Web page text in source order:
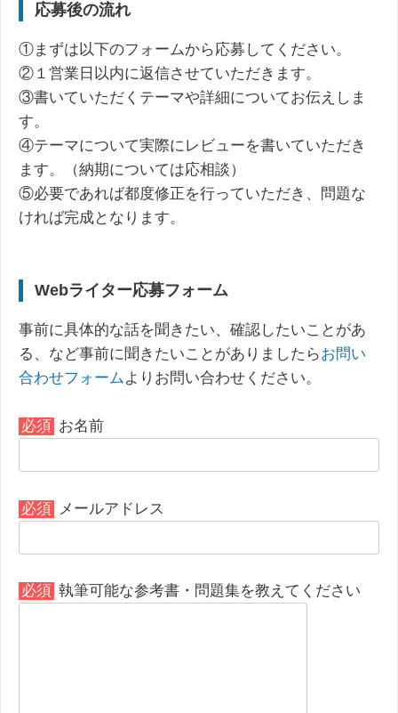
応募後の流れ
①まずは以下のフォームから応募してください。
②１営業日以内に返信させていただきます。
③書いていただくテーマや詳細についてお伝えしま
す。
④テーマについて実際にレビューを書いていただき
ます。（納期については応相談）
⑤必要であれば都度修正を行っていただき、問題な
ければ完成となります。
Webライター応募フォーム
事前に具体的な話を聞きたい、確認したいことがあ
る、など事前に聞きたいことがありましたらお問い
合わせフォームよりお問い合わせください。
必須 お名前
必須 メールアドレス
必須 執筆可能な参考書・問題集を教えてください